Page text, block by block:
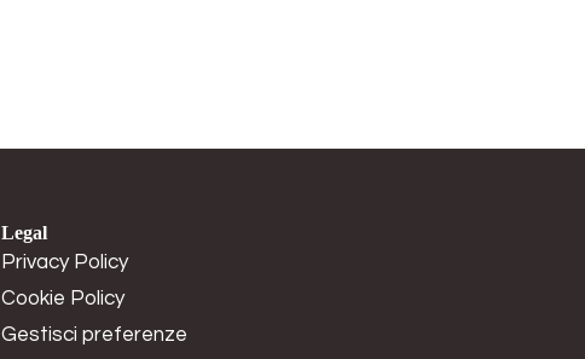
Legal
Privacy Policy
Cookie Policy
Gestisci preferenze